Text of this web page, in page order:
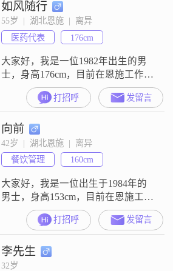
心，也很包容##3002##在生活中，
我比较勤俭节约，不喜欢浪费
##3002##我热衷于自我提升，经常
会看一些书或者参加一些培训课程
##3
如风随行
55岁  |  湖北恩施  |  离异
医药代表
176cm
大家好，我是一位1982年出生的男
士，身高176cm，目前在恩施工作
##3002##我的月收入在12001到
20000元之间，拥有大专学历
##3002##我性格稳重可靠，责任感
强，真诚待人##3002##在生活中，
我一直秉持着认真负责的态度，对
待工作和家庭都非常用心##3002##
我认为自己是一个比较传统的人，
重视家庭
打招呼 发留言
向前
42岁  |  湖北恩施  |  离异
餐饮管理
160cm
大家好，我是一位出生于1984年的
男士，身高153cm，目前在恩施工作
##3002##我的月收入在3001到5000
元之间，学历为高中及以下
##3002##我性格成熟稳重，待人真
诚可靠，非常重视家庭，责任感
强，对待生活总是乐观积极
打招呼 发留言
李先生
32岁